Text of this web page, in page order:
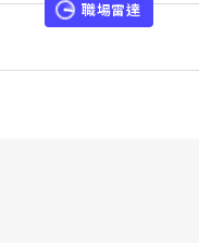
職場雷達